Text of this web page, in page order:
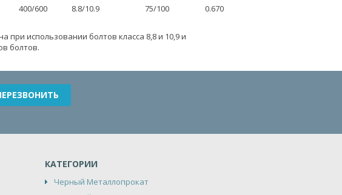
400/600 8.8/10.9 75/100 0.670
при использовании болтов класса 8,8 и 10,9 и
болтов.
КАТЕГОРИИ
Черный Металлопрокат